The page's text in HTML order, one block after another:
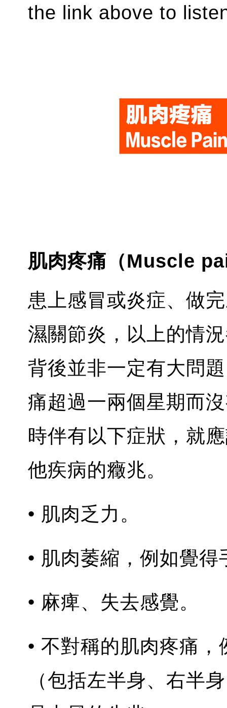
the link above to
肌肉疼痛（Muscle
患上感冒或炎症、做
濕關節炎，以上的情
背後並非一定有大問
痛超過一兩個星期而
時伴有以下症狀，就
他疾病的癥兆。
• 肌肉乏力。
• 肌肉萎縮，例如覺
• 麻痺、失去感覺。
• 不對稱的肌肉疼痛
（包括左半身、右半